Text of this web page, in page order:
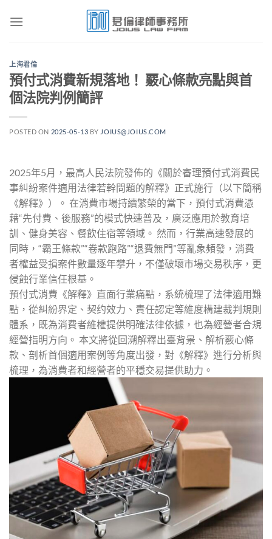
上海君倫
預付式消費新規落地！ 覈心條款亮點與首
個法院判例簡評
POSTED ON 2025-05-13 BY JOIUS@JOIUS.COM
2025年5月，最高人民法院發佈的《關於審理預付式消費民
事糾紛案件適用法律若幹問題的解釋》正式施行（以下簡稱
《解釋》）。 在消費市場持續繁榮的當下，預付式消費憑
藉“先付費、後服務”的模式快速普及，廣泛應用於教育培
訓、健身美容、餐飲住宿等領域。 然而，行業高速發展的
同時，“霸王條款”“卷款跑路”“退費無門”等亂象頻發，消費
者權益受損案件數量逐年攀升，不僅破壞市場交易秩序，更
侵蝕行業信任根基。
預付式消費《解釋》直面行業痛點，系統梳理了法律適用難
點，從糾紛界定、契约效力、責任認定等維度構建裁判規則
體系，既為消費者維權提供明確法律依據，也為經營者合規
經營指明方向。 本文將從回溯解釋出臺背景、解析覈心條
款、剖析首個適用案例等角度出發，對《解釋》進行分析與
梳理，為消費者和經營者的平穩交易提供助力。